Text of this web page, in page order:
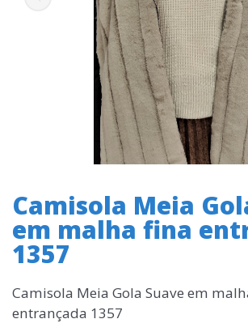
Camisola Meia
em malha fina
1357
Camisola Meia Gola Suave em
entrançada 1357